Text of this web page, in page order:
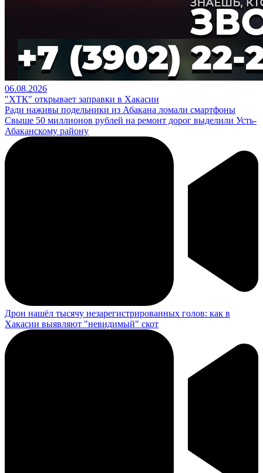
06.08.2026
"ХТК" открывает заправки в Хакасии
Ради наживы подельники из Абакана ломали смартфоны
Свыше 50 миллионов рублей на ремонт дорог выделили Усть-
Абаканскому району
Дрон нашёл тысячу незарегистрированных голов: как в
Хакасии выявляют "невидимый" скот